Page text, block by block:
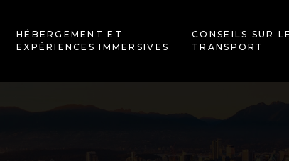
HÉBERGEMENT ET
EXPÉRIENCES IMMERSIVES
CONSEILS SUR LE
TRANSPORT